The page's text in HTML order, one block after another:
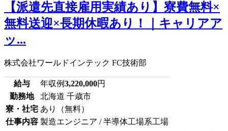
【派遣先直接雇用実績あり】寮費無料×
無料送迎×長期休暇あり！｜キャリアア
ッ...
株式会社ワールドインテック FC技術部
給与 年収例3,220,000円
勤務地
北海道 千歳市
寮・社宅 あり（無料）
仕事内容 製造エンジニア / 半導体工場系工場